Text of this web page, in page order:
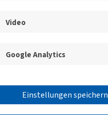
Video
Google Analytics
Einstellungen speichern